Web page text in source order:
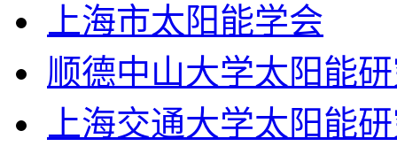
上海市太阳能学会
顺德中山大学太阳能
上海交通大学太阳能